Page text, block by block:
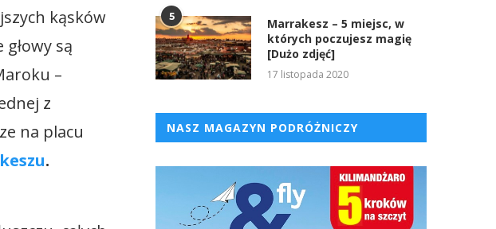
kąsków
są
–
z
na placu
.
5
Marrakesz – 5 miejsc, w
których poczujesz magię
[Dużo zdjęć]
17 listopada 2020
NASZ MAGAZYN PODRÓŻNICZY